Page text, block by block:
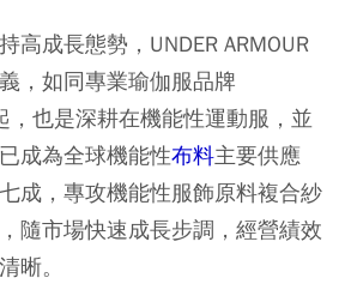
高成長態勢，UNDER ARMOUR
，如同專業瑜伽服品牌
，也是深耕在機能性運動服，並
成為全球機能性布料主要供應
成，專攻機能性服飾原料複合紗
隨市場快速成長步調，經營績效
晰。